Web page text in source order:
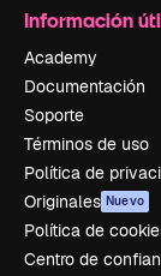
Información
Academy
Documentación
Soporte
Términos de uso
Política de
Originales Nuevo
Política de
Centro de